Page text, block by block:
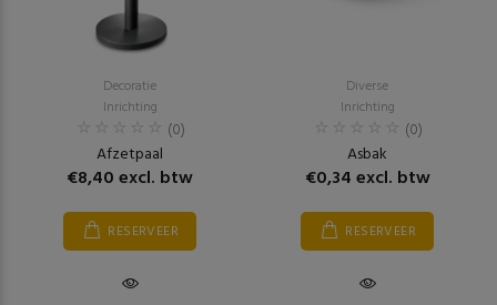
Decoratie
Inrichting
(0)
Afzetpaal
€8,40 excl. btw
RESERVEER
Diverse
Inrichting
(0)
Asbak
€0,34 excl. btw
RESERVEER